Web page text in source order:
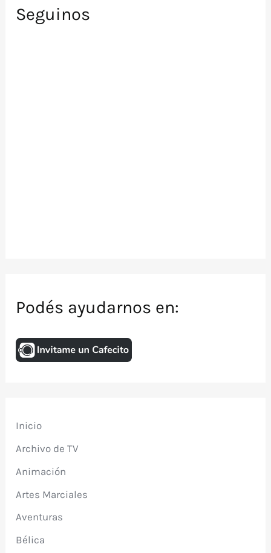
Seguinos
Podés ayudarnos en:
Inicio
Archivo de TV
Animación
Artes Marciales
Aventuras
Bélica